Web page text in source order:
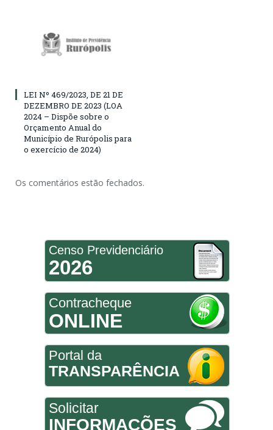
LEI Nº 469/2023, DE 21 DE
DEZEMBRO DE 2023 (LOA
2024 – Dispõe sobre o
Orçamento Anual do
Município de Rurópolis para
o exercício de 2024)
Os comentários estão fechados.
Censo Previdenciário
2026
Contracheque
ONLINE
Portal da
TRANSPARÊNCIA
Solicitar
INFORMAÇÕES